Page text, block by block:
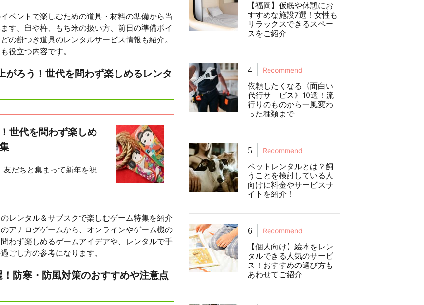
ベントで楽しむための道具・材料の準備から当
す。臼や杵、もち米の扱い方、前日の準備ポイ
の餅つき道具のレンタルサービス情報も紹介。
役立つ内容です。
ろう！世代を問わず楽しめるレンタ
世代を問わず楽しめ
だちと集まって新年を祝
レンタル＆サブスクで楽しむゲーム特集を紹介
アナログゲームから、オンラインやゲーム機の
わず楽しめるゲームアイデアや、レンタルで手
ごし方の参考になります。
防寒・防風対策のおすすめや注意点
【福岡】仮眠や休憩にお
すすめな施設7選！女性も
リラックスできるスペー
スをご紹介
4 Recommend
依頼したくなる《面白い
代行サービス》10選！流
行りのものから一風変わ
った種類まで
5 Recommend
ペットレンタルとは？飼
うことを検討している人
向けに料金やサービスサ
イトを紹介！
6 Recommend
【個人向け】絵本をレン
タルできる人気のサービ
ス！おすすめの選び方も
あわせてご紹介